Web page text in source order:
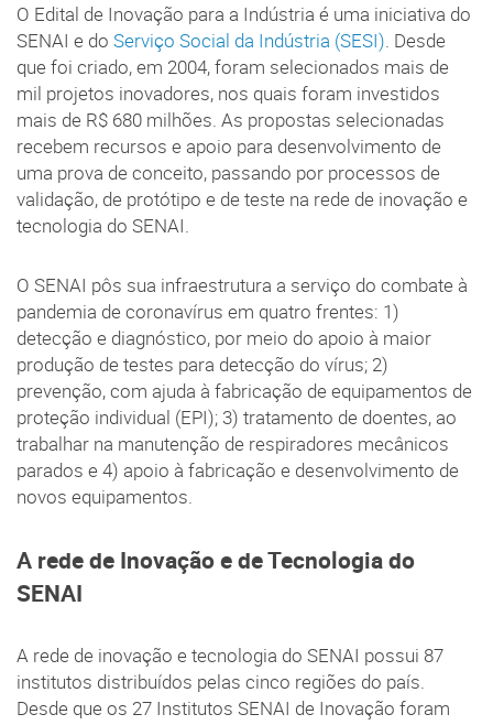
O Edital de Inovação para a Indústria é uma iniciativa do
SENAI e do Serviço Social da Indústria (SESI). Desde
que foi criado, em 2004, foram selecionados mais de
mil projetos inovadores, nos quais foram investidos
mais de R$ 680 milhões. As propostas selecionadas
recebem recursos e apoio para desenvolvimento de
uma prova de conceito, passando por processos de
validação, de protótipo e de teste na rede de inovação e
tecnologia do SENAI.
O SENAI pôs sua infraestrutura a serviço do combate à
pandemia de coronavírus em quatro frentes: 1)
detecção e diagnóstico, por meio do apoio à maior
produção de testes para detecção do vírus; 2)
prevenção, com ajuda à fabricação de equipamentos de
proteção individual (EPI); 3) tratamento de doentes, ao
trabalhar na manutenção de respiradores mecânicos
parados e 4) apoio à fabricação e desenvolvimento de
novos equipamentos.
A rede de Inovação e de Tecnologia do
SENAI
A rede de inovação e tecnologia do SENAI possui 87
institutos distribuídos pelas cinco regiões do país.
Desde que os 27 Institutos SENAI de Inovação foram